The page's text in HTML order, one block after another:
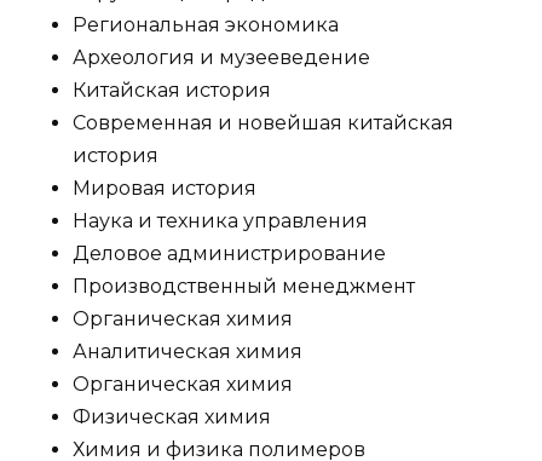
Региональная экономика
Археология и музееведение
Китайская история
Современная и новейшая китайская
история
Мировая история
Наука и техника управления
Деловое администрирование
Производственный менеджмент
Органическая химия
Аналитическая химия
Органическая химия
Физическая химия
Химия и физика полимеров